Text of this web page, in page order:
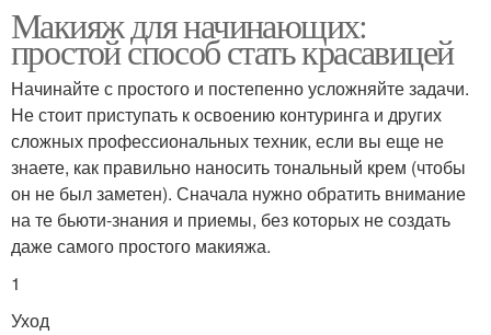
Макияж для начинающих:
простой способ стать красавицей
Начинайте с простого и постепенно усложняйте задачи.
Не стоит приступать к освоению контуринга и других
сложных профессиональных техник, если вы еще не
знаете, как правильно наносить тональный крем (чтобы
он не был заметен). Сначала нужно обратить внимание
на те бьюти-знания и приемы, без которых не создать
даже самого простого макияжа.
1
Уход